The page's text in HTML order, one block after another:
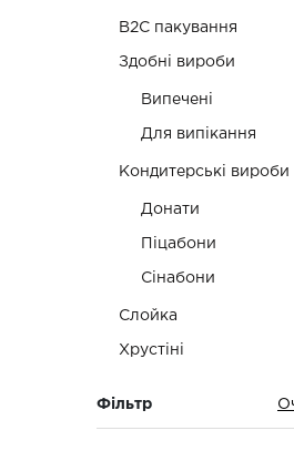
B2C пакування
Здобні вироби
Випечені
Для випікання
Кондитерські вироби
Донати
Піцабони
Сінабони
Слойка
Хрустіні
Фільтр